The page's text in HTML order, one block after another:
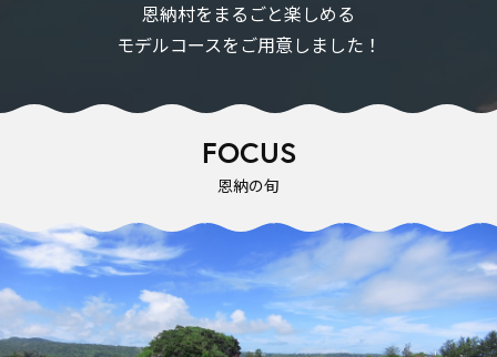
恩納村をまるごと楽しめる
モデルコースをご用意しました！
FOCUS
恩納の旬